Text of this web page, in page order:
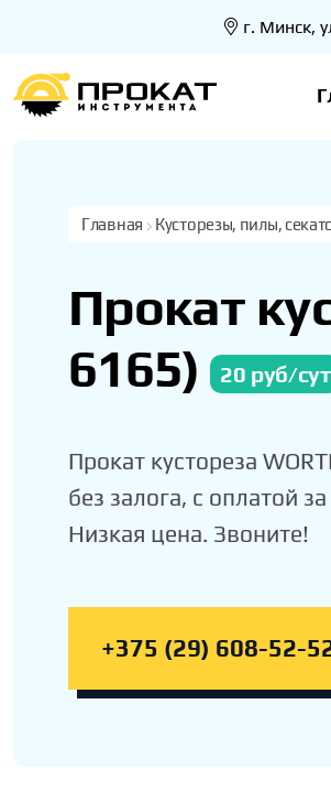
г. Минск,
Главная Кусторезы, пилы,
Прокат
6165) 20 руб/сут
Прокат кустореза
без залога, с оплатой
Низкая цена. Звоните!
+375 (29) 608-52-